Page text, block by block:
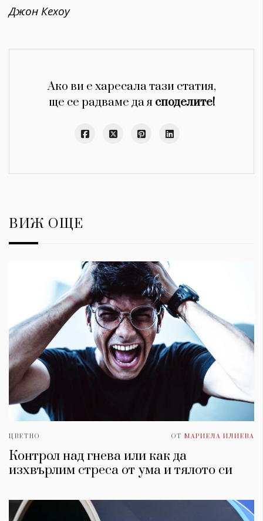
Джон Кехоу
Ако ви е харесала тази статия,
ще се радваме да я споделите!
ВИЖ ОЩЕ
ЦВЕТНО ОТ МАРИЕЛА ИЛИЕВА
Контрол над гнева или как да
изхвърлим стреса от умa и тялото си